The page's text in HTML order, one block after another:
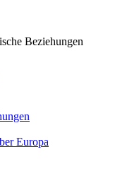
Beziehungen
Europa